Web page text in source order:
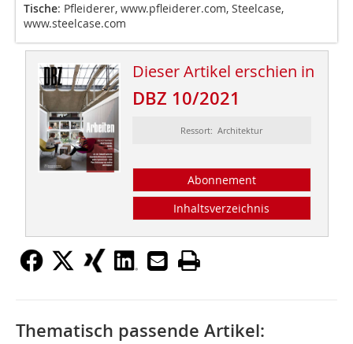
Tische: Pfleiderer, www.pfleiderer.com, Steelcase,
www.steelcase.com
Dieser Artikel erschien in
DBZ 10/2021
Ressort: Architektur
Abonnement
Inhaltsverzeichnis
Thematisch passende Artikel: